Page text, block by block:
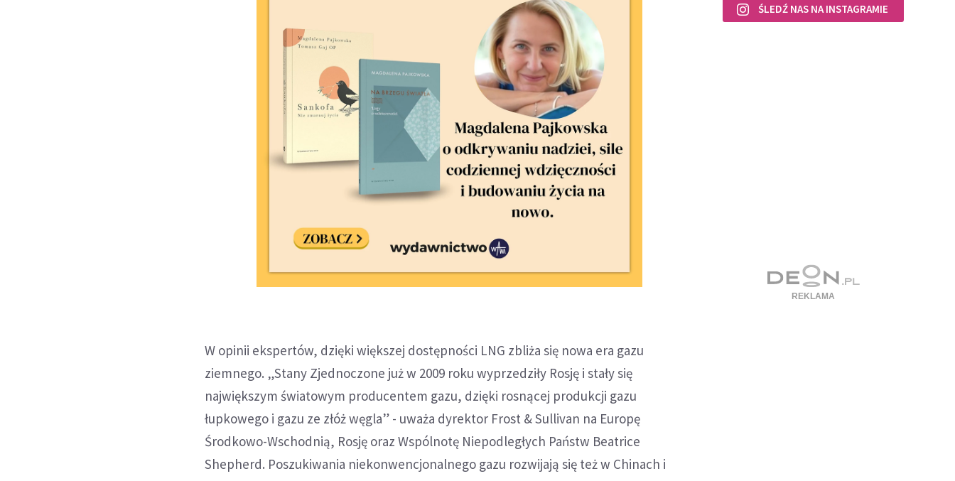
W opinii ekspertów, dzięki większej dostępności LNG zbliża się nowa era gazu
ziemnego. „Stany Zjednoczone już w 2009 roku wyprzedziły Rosję i stały się
największym światowym producentem gazu, dzięki rosnącej produkcji gazu
łupkowego i gazu ze złóż węgla” - uważa dyrektor Frost & Sullivan na Europę
Środkowo-Wschodnią, Rosję oraz Wspólnotę Niepodległych Państw Beatrice
Shepherd. Poszukiwania niekonwencjonalnego gazu rozwijają się też w Chinach i
ŚLEDŹ NAS NA INSTAGRAMIE